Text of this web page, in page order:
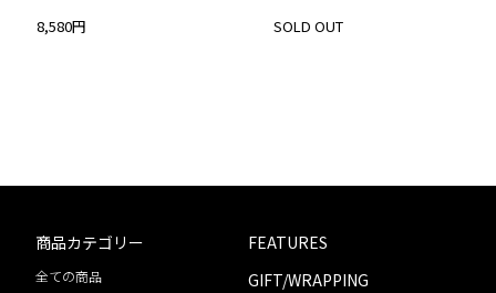
8,580円 SOLD OUT
商品カテゴリー
全ての商品
FEATURES
GIFT/WRAPPING